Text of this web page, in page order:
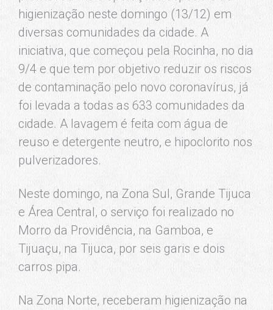
higienização neste domingo (13/12) em
diversas comunidades da cidade. A
iniciativa, que começou pela Rocinha, no dia
9/4 e que tem por objetivo reduzir os riscos
de contaminação pelo novo coronavírus, já
foi levada a todas as 633 comunidades da
cidade. A lavagem é feita com água de
reuso e detergente neutro, e hipoclorito nos
pulverizadores.
Neste domingo, na Zona Sul, Grande Tijuca
e Área Central, o serviço foi realizado no
Morro da Providência, na Gamboa, e
Tijuaçu, na Tijuca, por seis garis e dois
carros pipa.
Na Zona Norte, receberam higienização na